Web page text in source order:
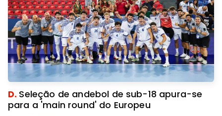
D. Seleção de andebol de sub-18 apura-se
para a 'main round' do Europeu